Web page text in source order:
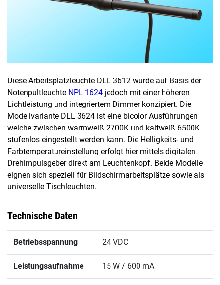
Diese Arbeitsplatzleuchte DLL 3612 wurde auf Basis der
Notenpultleuchte NPL 1624 jedoch mit einer höheren
Lichtleistung und integriertem Dimmer konzipiert. Die
Modellvariante DLL 3624 ist eine bicolor Ausführungen
welche zwischen warmweiß 2700K und kaltweiß 6500K
stufenlos eingestellt werden kann. Die Helligkeits- und
Farbtemperatureinstellung erfolgt hier mittels digitalen
Drehimpulsgeber direkt am Leuchtenkopf. Beide Modelle
eignen sich speziell für Bildschirmarbeitsplätze sowie als
universelle Tischleuchten.
Technische Daten
Betriebsspannung 24 VDC
Leistungsaufnahme 15 W / 600 mA